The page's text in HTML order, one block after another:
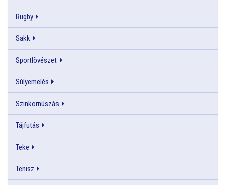
Rugby
Sakk
Sportlövészet
Súlyemelés
Szinkornúszás
Tájfutás
Teke
Tenisz